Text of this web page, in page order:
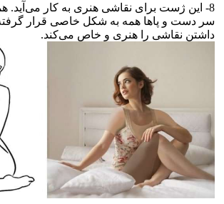
8- این ژست برای نقاشی هنری به کار می‌آید.
سر دست و پاها همه به شکل خاصی قرار گرفته
داشتن نقاشی را هنری و خاص می‌کند.